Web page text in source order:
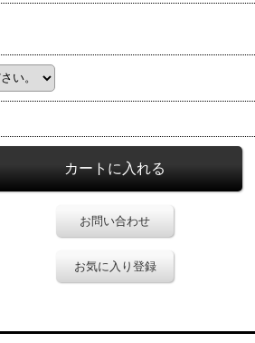
お問い合わせ
お気に入り登録